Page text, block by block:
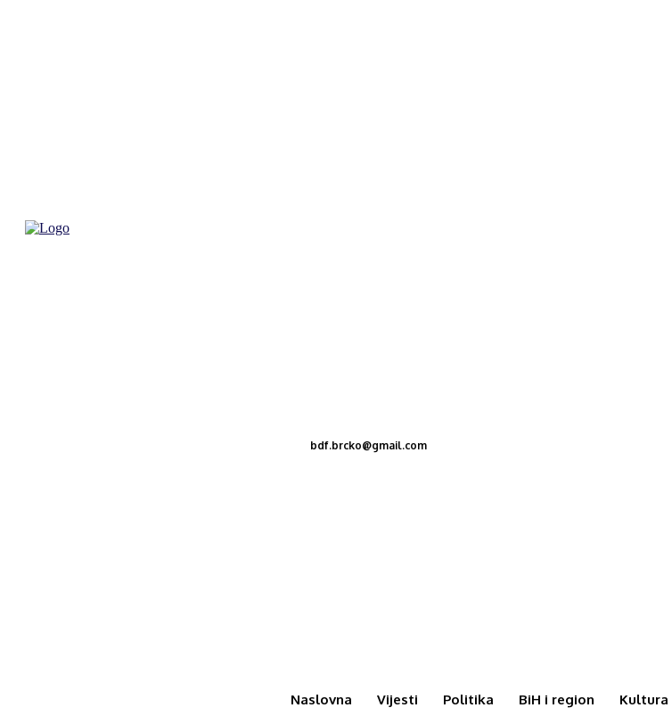
bdf.brcko@gmail.com
Naslovna Vijesti Politika BiH i region Kultura